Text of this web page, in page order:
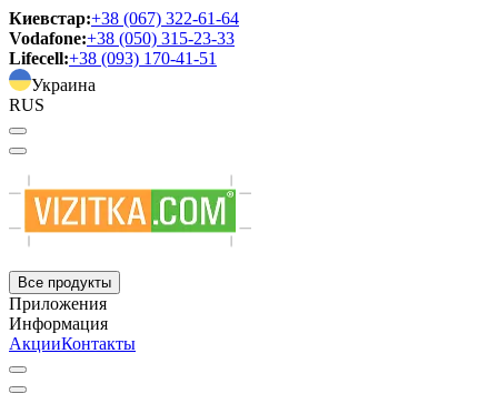
Киевстар:+38 (067) 322-61-64
Vodafone:+38 (050) 315-23-33
Lifecell:+38 (093) 170-41-51
Украина
RUS
Все продукты
Приложения
Информация
АкцииКонтакты